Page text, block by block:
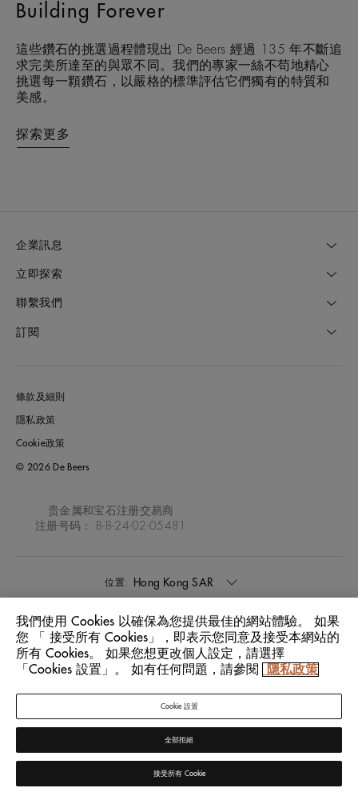
Building Forever
這些鑽石的挑選過程體現出 De Beers 經過 135 年不斷追
求完美所達至的與眾不同。我們的專家一絲不苟地精心
挑選每一顆鑽石，以嚴格的標準評估它們獨有的特質和
美感。
探索更多
企業訊息
立即探索
聯繫我們
訂閱
條款及細則
隱私政策
Cookie政策
© 2026 De Beers
贵金属和宝石注册交易商
注册号码： B-B-24-02-05481
位置: Hong Kong SAR
語言: 中文
我們使用 Cookies 以確保為您提供最佳的網站體驗。 如果
您 「 接受所有 Cookies」，即表示您同意及接受本網站的
所有 Cookies。 如果您想更改個人設定，請選擇
「Cookies 設置」。 如有任何問題，請參閱
隱私政策
Cookie 設置
全部拒絕
接受所有 Cookie